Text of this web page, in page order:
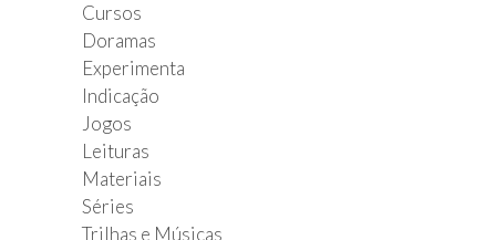
Cursos
Doramas
Experimenta
Indicação
Jogos
Leituras
Materiais
Séries
Trilhas e Músicas